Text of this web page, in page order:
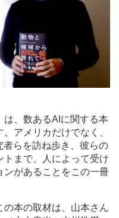
は、数あるAIに関する本
アメリカだけでなく、
らを訪ね歩き、彼らの
まで、人によって受け
ンがあることをこの一冊
本の取材は、山本さん